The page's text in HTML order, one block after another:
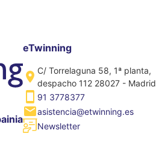
eTwinning
C/ Torrelaguna 58, 1ª planta,
despacho 112 28027 - Madrid
91 3778377
asistencia@etwinning.es
Newsletter